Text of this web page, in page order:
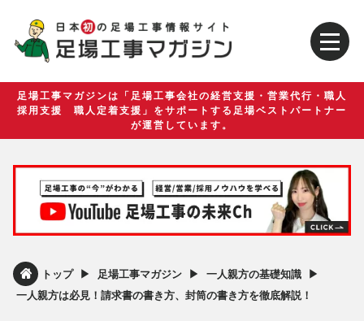
足場工事マガジンは「足場工事会社の経営支援・営業代行・職人
採用支援 職人定着支援」をサポートする足場ベストパートナー
が運営しています。
トップ ▶︎ 足場工事マガジン ▶︎ 一人親方の基礎知識 ▶︎
一人親方は必見！請求書の書き方、封筒の書き方を徹底解説！